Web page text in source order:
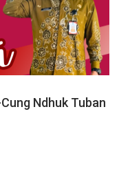
Ndhuk Tuban